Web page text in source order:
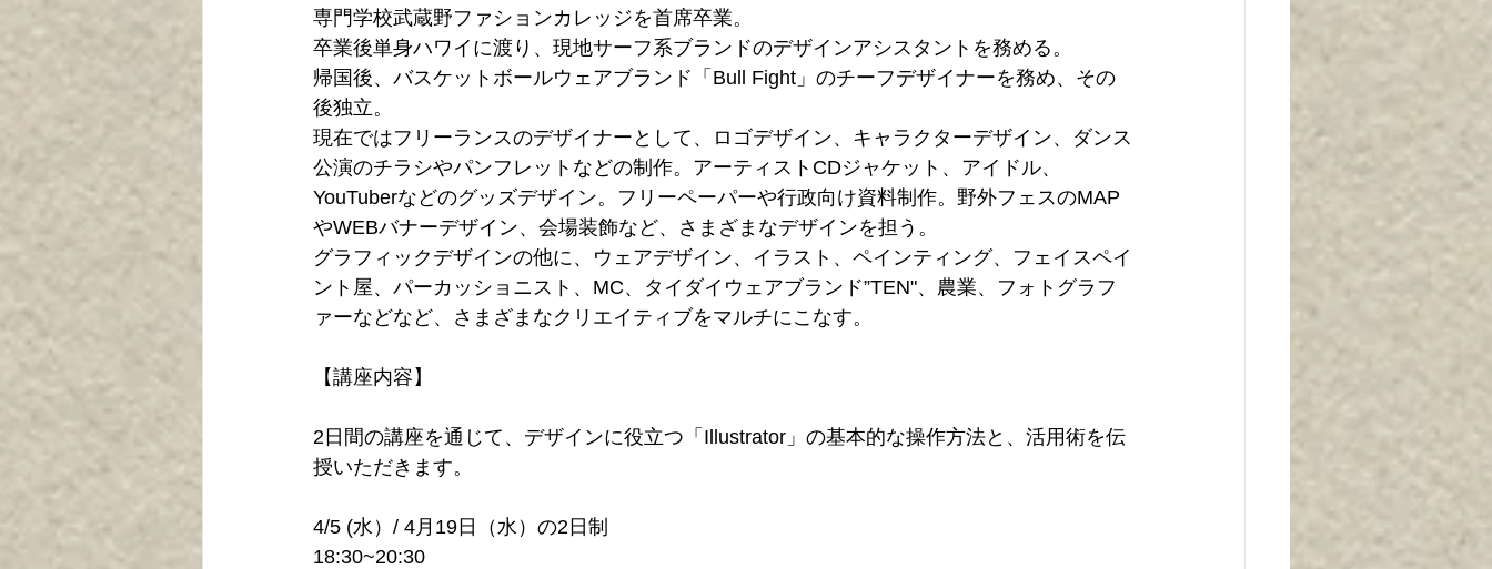
専門学校武蔵野ファションカレッジを首席卒業。
卒業後単身ハワイに渡り、現地サーフ系ブランドのデザインアシスタントを務める。
帰国後、バスケットボールウェアブランド「Bull Fight」のチーフデザイナーを務め、その
後独立。
現在ではフリーランスのデザイナーとして、ロゴデザイン、キャラクターデザイン、ダンス
公演のチラシやパンフレットなどの制作。アーティストCDジャケット、アイドル、
YouTuberなどのグッズデザイン。フリーペーパーや行政向け資料制作。野外フェスのMAP
やWEBバナーデザイン、会場装飾など、さまざまなデザインを担う。
グラフィックデザインの他に、ウェアデザイン、イラスト、ペインティング、フェイスペイ
ント屋、パーカッショニスト、MC、タイダイウェアブランド”TEN"、農業、フォトグラフ
ァーなどなど、さまざまなクリエイティブをマルチにこなす。
【講座内容】
2日間の講座を通じて、デザインに役立つ「Illustrator」の基本的な操作方法と、活用術を伝
授いただきます。
4/5 (水）/ 4月19日（水）の2日制
18:30~20:30